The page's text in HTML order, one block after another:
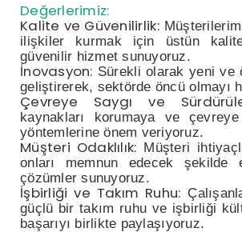
Değerlerimiz:
Kalite ve Güvenilirlik:
ilişkiler kurmak için üstün
güvenilir hizmet sunuyoruz.
İnovasyon: Sürekli olarak yeni ve
geliştirerek, sektörde öncü olmayı
Çevreye Saygı ve
kaynakları korumaya ve
yöntemlerine önem veriyoruz.
Müşteri Odaklılık: Müşteri
onları memnun edecek şekilde
çözümler sunuyoruz.
İşbirliği ve Takım Ruhu:
güçlü bir takım ruhu ve işbirliği
başarıyı birlikte paylaşıyoruz.